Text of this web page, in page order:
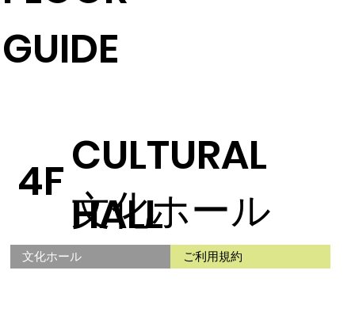
GUIDE
4F
文化ホール
CULTURAL
HALL
文化ホール ご利用規約